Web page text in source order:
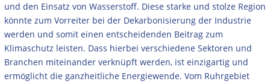
und den Einsatz von Wasserstoff. Diese starke und stolze Region
könnte zum Vorreiter bei der Dekarbonisierung der Industrie
werden und somit einen entscheidenden Beitrag zum
Klimaschutz leisten. Dass hierbei verschiedene Sektoren und
Branchen miteinander verknüpft werden, ist einzigartig und
ermöglicht die ganzheitliche Energiewende. Vom Ruhrgebiet